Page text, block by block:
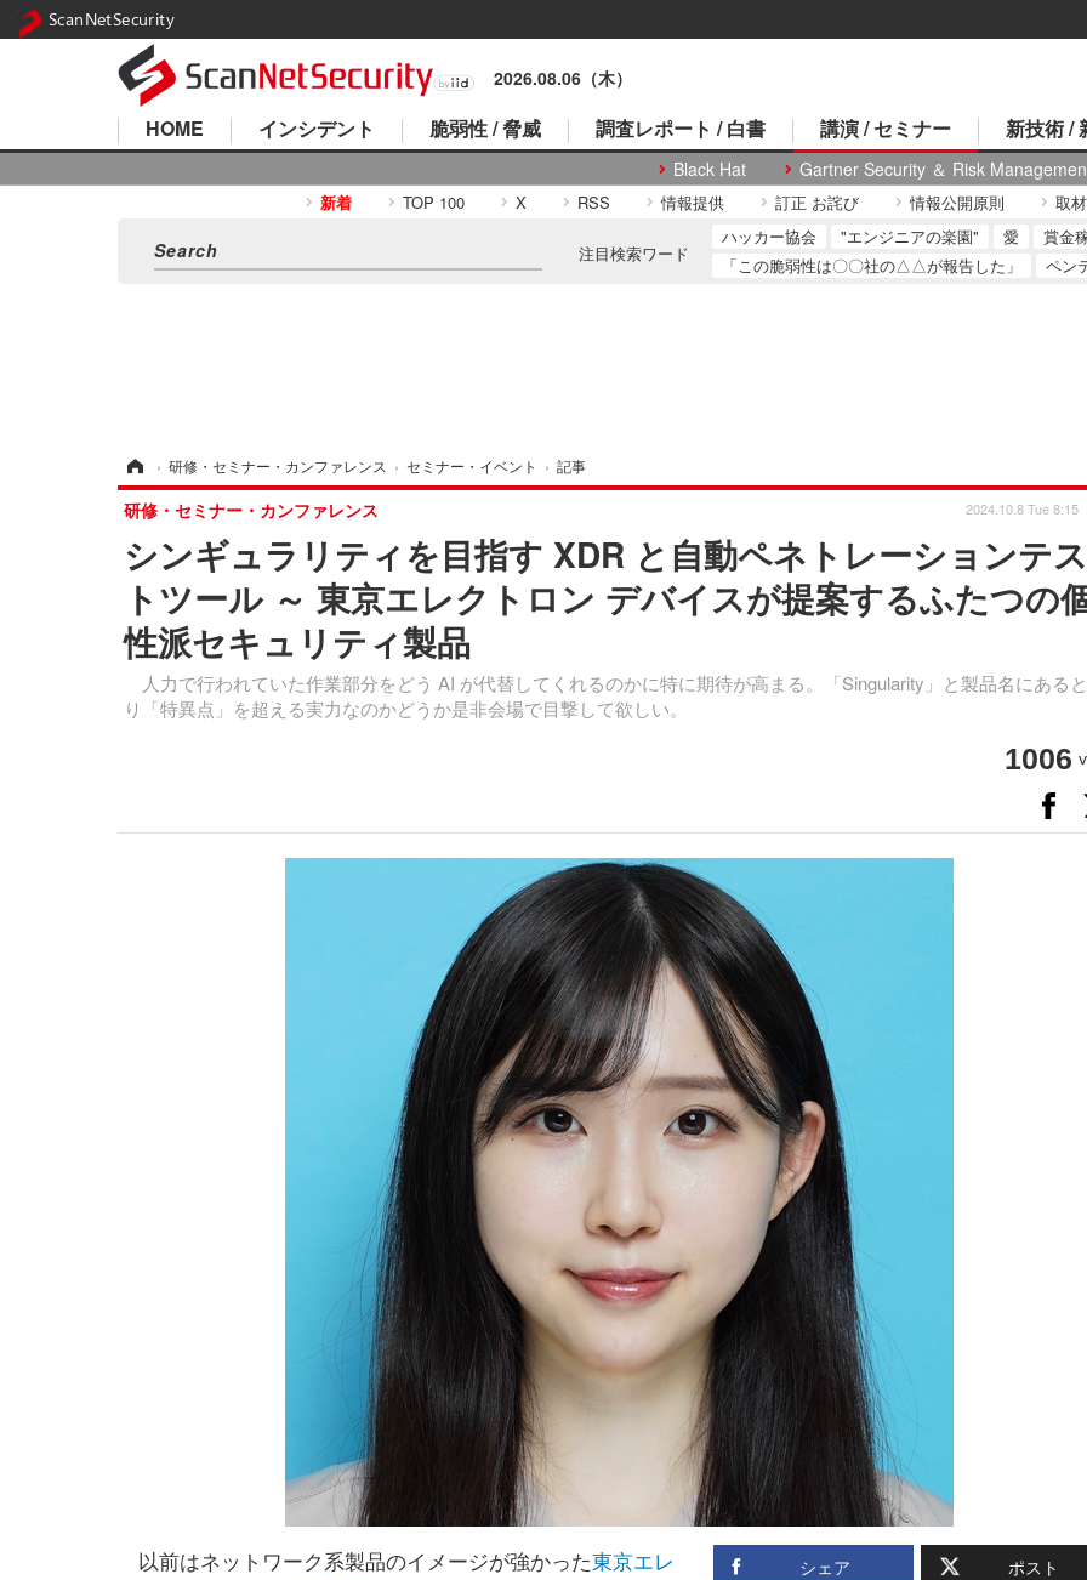
2026.08.06（木）
HOME インシデント 脆弱性 / 脅威 調査レポート / 白書 講演 / セミナー
Black Hat Gartner Security ＆ Risk
新技術 /
新着 TOP 100 X RSS 情報提供 訂正 お詫び 情報公開原則 取
注目検索ワード
ハッカー協会 "エンジニアの楽園" 愛 賞金
「この脆弱性は〇〇社の△△が報告した」
ペン
› 研修・セミナー・カンファレンス › セミナー・イベント › 記事
シンギュラリティを目指す XDR と自動ペネトレーションテス
トツール ～ 東京エレクトロン デバイスが提案するふたつの
性派セキュリティ製品
人力で行われていた作業部分をどう AI が代替してくれるのかに特に期待が高まる。「Singularity」と製品名にある
り「特異点」を超える実力なのかどうか是非会場で目撃して欲しい。
研修・セミナー・カンファレンス 2024.10.8 Tue 8:15
1006
シェア ポスト
以前はネットワーク系製品のイメージが強かった東京エレ
ScanNetSecurity